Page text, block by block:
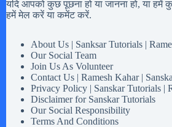
यदि आपको कुछ पूछना हो या जानना हो, या हमें
हमें मेल करें या कमेंट करें.
About Us | Sanksar Tutorials |
Our Social Team
Join Us As Volunteer
Contact Us | Ramesh Kahar |
Privacy Policy | Sanskar Tutorials |
Disclaimer for Sanskar Tutorials
Our Social Responsibility
Terms And Conditions